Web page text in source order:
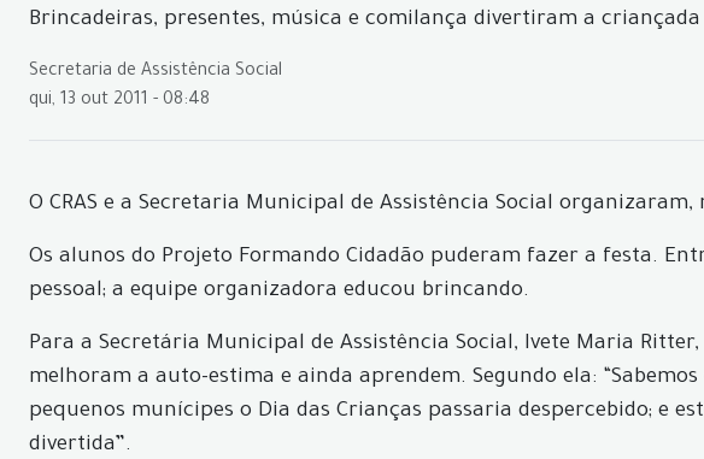
Brincadeiras, presentes, música e comilança divertiram a criançada
Secretaria de Assistência Social
qui, 13 out 2011 - 08:48
O CRAS e a Secretaria Municipal de Assistência Social
Os alunos do Projeto Formando Cidadão puderam fazer a festa.
pessoal; a equipe organizadora educou brincando.
Para a Secretária Municipal de Assistência Social, Ivete Maria
melhoram a auto-estima e ainda aprendem. Segundo ela:
pequenos munícipes o Dia das Crianças passaria despercebido; e
divertida”.